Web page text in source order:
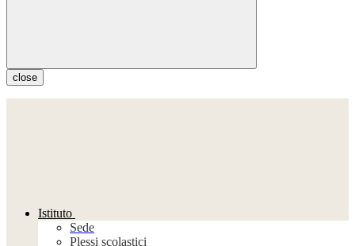
close
Istituto
Sede
Plessi scolastici